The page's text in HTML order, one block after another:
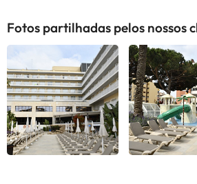
Fotos partilhadas pelos nossos